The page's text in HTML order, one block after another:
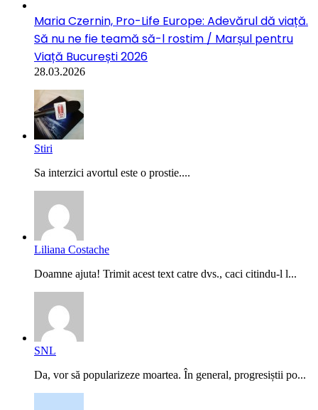
Maria Czernin, Pro-Life Europe: Adevărul dă viață.
Să nu ne fie teamă să-l rostim / Marșul pentru
Viață București 2026
28.03.2026
Stiri
Sa interzici avortul este o prostie....
Liliana Costache
Doamne ajuta! Trimit acest text catre dvs., caci citindu-l l...
SNL
Da, vor să popularizeze moartea. În general, progresiștii po...